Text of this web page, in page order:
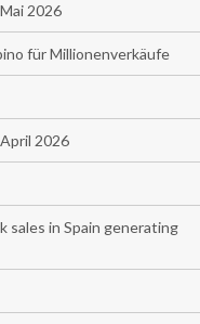
2026
für Millionenverkäufe
2026
sales in Spain generating